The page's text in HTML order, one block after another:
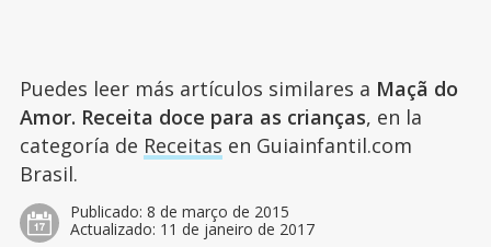
Puedes leer más artículos similares a Maçã do
Amor. Receita doce para as crianças, en la
categoría de Receitas en Guiainfantil.com
Brasil.
Publicado: 8 de março de 2015
Actualizado: 11 de janeiro de 2017